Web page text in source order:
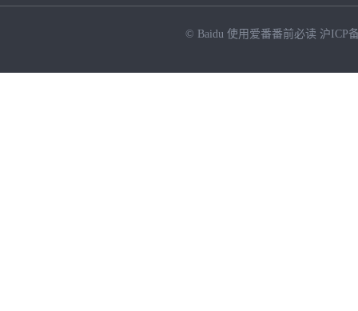
© Baidu 使用爱番番前必读 沪ICP